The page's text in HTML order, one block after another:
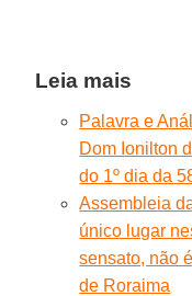
Leia mais
Palavra e
Dom Ionilton
do 1º dia da
Assembleia
único lugar
sensato, não
de Roraima